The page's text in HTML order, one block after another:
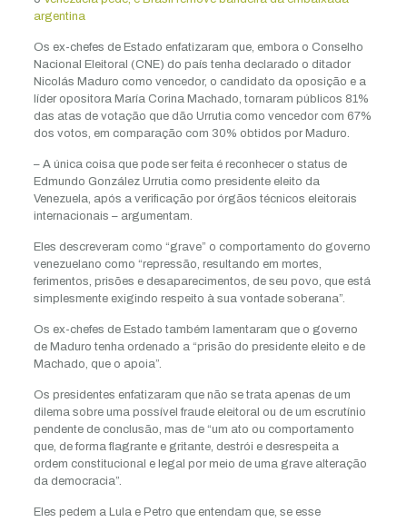
argentina
Os ex-chefes de Estado enfatizaram que, embora o Conselho
Nacional Eleitoral (CNE) do país tenha declarado o ditador
Nicolás Maduro como vencedor, o candidato da oposição e a
líder opositora María Corina Machado, tornaram públicos 81%
das atas de votação que dão Urrutia como vencedor com 67%
dos votos, em comparação com 30% obtidos por Maduro.
– A única coisa que pode ser feita é reconhecer o status de
Edmundo González Urrutia como presidente eleito da
Venezuela, após a verificação por órgãos técnicos eleitorais
internacionais – argumentam.
Eles descreveram como “grave” o comportamento do governo
venezuelano como “repressão, resultando em mortes,
ferimentos, prisões e desaparecimentos, de seu povo, que está
simplesmente exigindo respeito à sua vontade soberana”.
Os ex-chefes de Estado também lamentaram que o governo
de Maduro tenha ordenado a “prisão do presidente eleito e de
Machado, que o apoia”.
Os presidentes enfatizaram que não se trata apenas de um
dilema sobre uma possível fraude eleitoral ou de um escrutínio
pendente de conclusão, mas de “um ato ou comportamento
que, de forma flagrante e gritante, destrói e desrespeita a
ordem constitucional e legal por meio de uma grave alteração
da democracia”.
Eles pedem a Lula e Petro que entendam que, se esse